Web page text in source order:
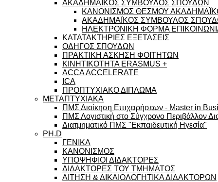
ΑΚΑΔΗΜΑΪΚΟΣ ΣΥΜΒΟΥΛΟΣ ΣΠΟΥΔΩΝ
ΚΑΝΟΝΙΣΜΟΣ ΘΕΣΜΟΥ
ΑΚΑΔΗΜΑΪΚΟΣ ΣΥΜΒΟΥΛΟΣ
ΗΛΕΚΤΡΟΝΙΚΗ ΦΟΡΜΑ
ΚΑΤΑΤΑΚΤΗΡΙΕΣ ΕΞΕΤΑΣΕΙΣ
ΟΔΗΓΟΣ ΣΠΟΥΔΩΝ
ΠΡΑΚΤΙΚΗ ΑΣΚΗΣΗ ΦΟΙΤΗΤΩΝ
ΚΙΝΗΤΙΚΟΤΗΤΑ ERASMUS +
ACCA ACCELERATE
ICA
ΠΡΟΠΤΥΧΙΑΚΟ ΔΙΠΛΩΜΑ
ΜΕΤΑΠΤΥΧΙΑΚΑ
ΠΜΣ Διοίκηση Επιχειρήσεων - Master in
ΠΜΣ Λογιστική στο Σύγχρονο Περιβάλλον
Διατμηματικό ΠΜΣ "Εκπαιδευτική Ηγεσία"
PH.D
ΓΕΝΙΚΑ
ΚΑΝΟΝΙΣΜΟΣ
ΥΠΟΨΗΦΙΟΙ ΔΙΔΑΚΤΟΡΕΣ
ΔΙΔΑΚΤΟΡΕΣ ΤΟΥ ΤΜΗΜΑΤΟΣ
ΑΙΤΗΣΗ & ΔΙΚΑΙΟΛΟΓΗΤΙΚΑ ΔΙΔΑΚΤΟΡΩΝ